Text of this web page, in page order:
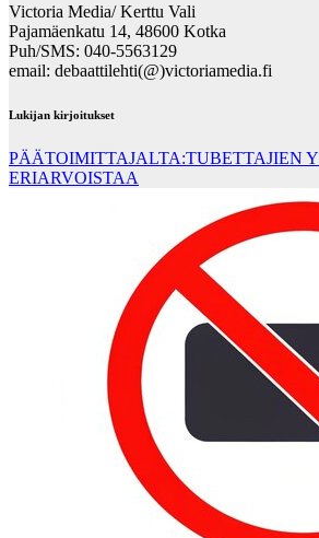
Victoria Media/ Kerttu Vali
Pajamäenkatu 14, 48600 Kotka
Puh/SMS: 040-5563129
email: debaattilehti(@)victoriamedia.fi
Lukijan kirjoitukset
PÄÄTOIMITTAJALTA:TUBETTAJIEN
ERIARVOISTAA